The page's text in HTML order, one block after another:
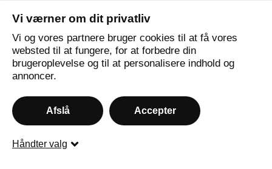
Vi værner om dit privatliv
Vi og vores partnere bruger cookies til at få vores
websted til at fungere, for at forbedre din
brugeroplevelse og til at personalisere indhold og
annoncer.
Afslå Accepter
Håndter valg
Klassikere
Krig
Månedens gæst
Mofibo events